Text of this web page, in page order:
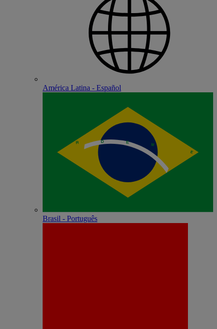
América Latina - Español
Brasil - Português